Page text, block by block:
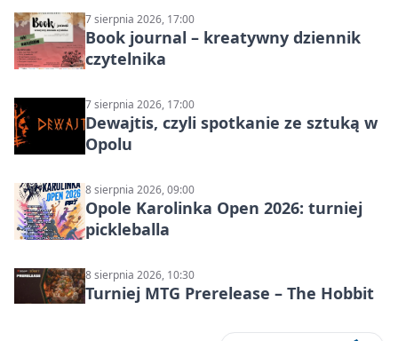
7 sierpnia 2026, 17:00
Book journal – kreatywny dziennik
czytelnika
7 sierpnia 2026, 17:00
Dewajtis, czyli spotkanie ze sztuką w
Opolu
8 sierpnia 2026, 09:00
Opole Karolinka Open 2026: turniej
pickleballa
8 sierpnia 2026, 10:30
Turniej MTG Prerelease – The Hobbit